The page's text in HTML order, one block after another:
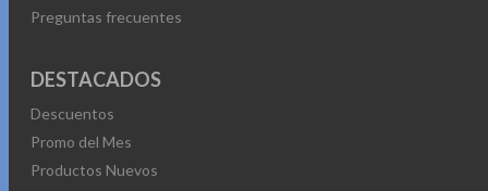
Preguntas frecuentes
DESTACADOS
Descuentos
Promo del Mes
Productos Nuevos